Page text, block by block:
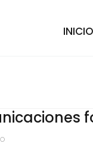
INICIO